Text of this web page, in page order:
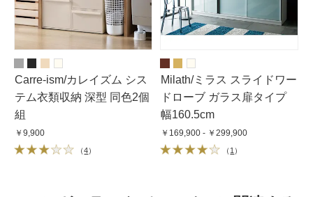
Carre-ism/カレイズム シス
テム衣類収納 深型 同色2個
組
￥9,900
（4）
Milath/ミラス スライドワー
ドローブ ガラス扉タイプ
幅160.5cm
￥169,900 - ￥299,900
（ 1 ）